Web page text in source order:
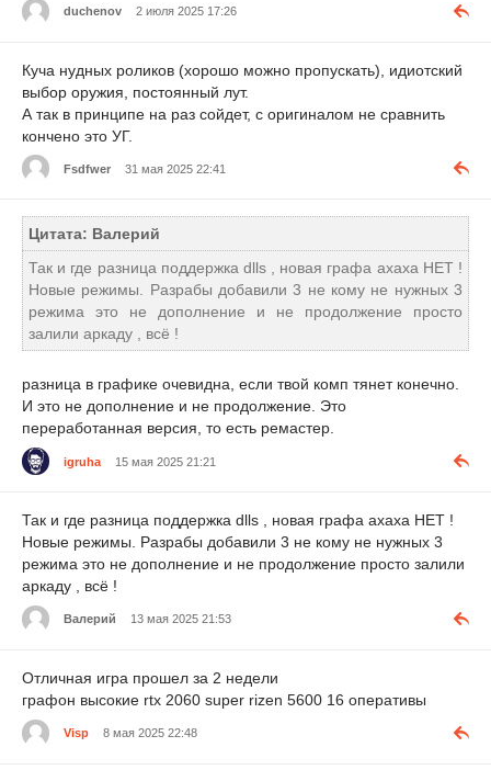
duchenov 2 июля 2025 17:26
Куча нудных роликов (хорошо можно пропускать), идиотский
выбор оружия, постоянный лут.
А так в принципе на раз сойдет, с оригиналом не сравнить
кончено это УГ.
Fsdfwer 31 мая 2025 22:41
Цитата: Валерий
Так и где разница поддержка dlls , новая графа ахаха НЕТ !
Новые режимы. Разрабы добавили 3 не кому не нужных 3
режима это не дополнение и не продолжение просто
залили аркаду , всё !
разница в графике очевидна, если твой комп тянет конечно.
И это не дополнение и не продолжение. Это
переработанная версия, то есть ремастер.
igruha 15 мая 2025 21:21
Так и где разница поддержка dlls , новая графа ахаха НЕТ !
Новые режимы. Разрабы добавили 3 не кому не нужных 3
режима это не дополнение и не продолжение просто залили
аркаду , всё !
Валерий 13 мая 2025 21:53
Отличная игра прошел за 2 недели
графон высокие rtx 2060 super rizen 5600 16 оперативы
Visp 8 мая 2025 22:48